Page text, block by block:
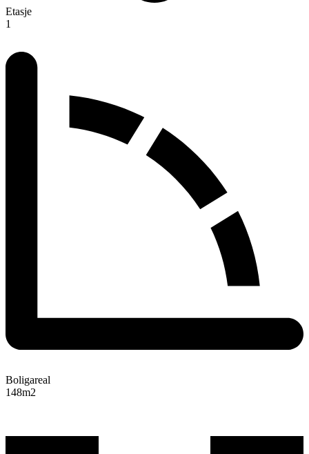
Etasje
1
Boligareal
148m2